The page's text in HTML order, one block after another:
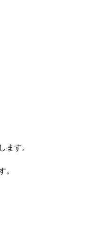
ます。
。